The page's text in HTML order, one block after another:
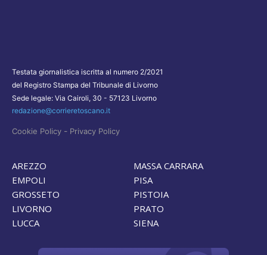
Testata giornalistica iscritta al numero 2/2021
del Registro Stampa del Tribunale di Livorno
Sede legale: Via Cairoli, 30 - 57123 Livorno
redazione@corrieretoscano.it
Cookie Policy - Privacy Policy
AREZZO
EMPOLI
GROSSETO
LIVORNO
LUCCA
MASSA CARRARA
PISA
PISTOIA
PRATO
SIENA